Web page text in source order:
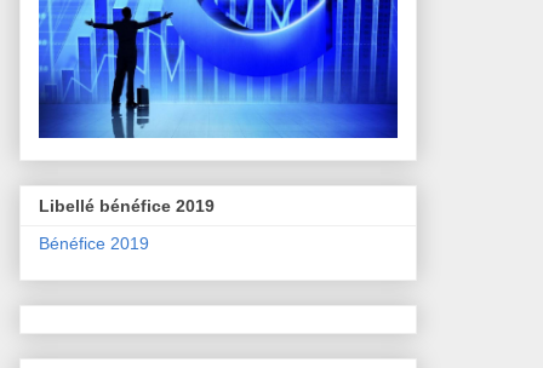
Libellé bénéfice 2019
Bénéfice 2019